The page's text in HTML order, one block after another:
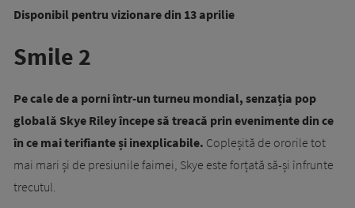
Disponibil pentru vizionare din 13 aprilie
Smile 2
Pe cale de a porni într-un turneu mondial, senzația pop
globală Skye Riley începe să treacă prin evenimente din ce
în ce mai terifiante și inexplicabile. Copleșită de ororile tot
mai mari și de presiunile faimei, Skye este forțată să-și înfrunte
trecutul.